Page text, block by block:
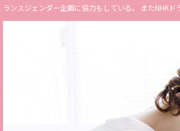
ランスジェンダー企画に協力もしている。 またNHK